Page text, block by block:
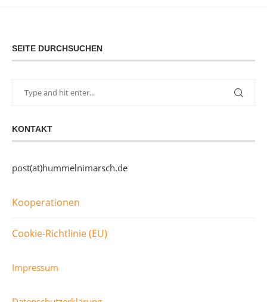
SEITE DURCHSUCHEN
KONTAKT
post(at)hummelnimarsch.de
Kooperationen
Cookie-Richtlinie (EU)
Impressum